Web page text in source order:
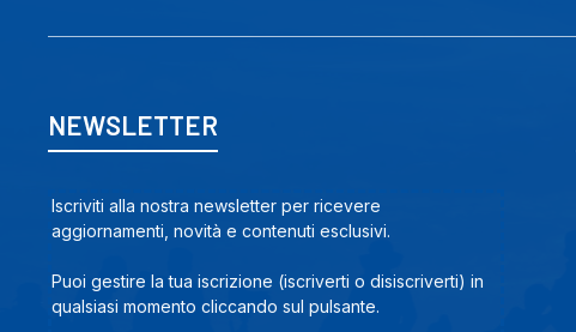
NEWSLETTER
Iscriviti alla nostra newsletter per ricevere
aggiornamenti, novità e contenuti esclusivi.
Puoi gestire la tua iscrizione (iscriverti o disiscriverti) in
qualsiasi momento cliccando sul pulsante.